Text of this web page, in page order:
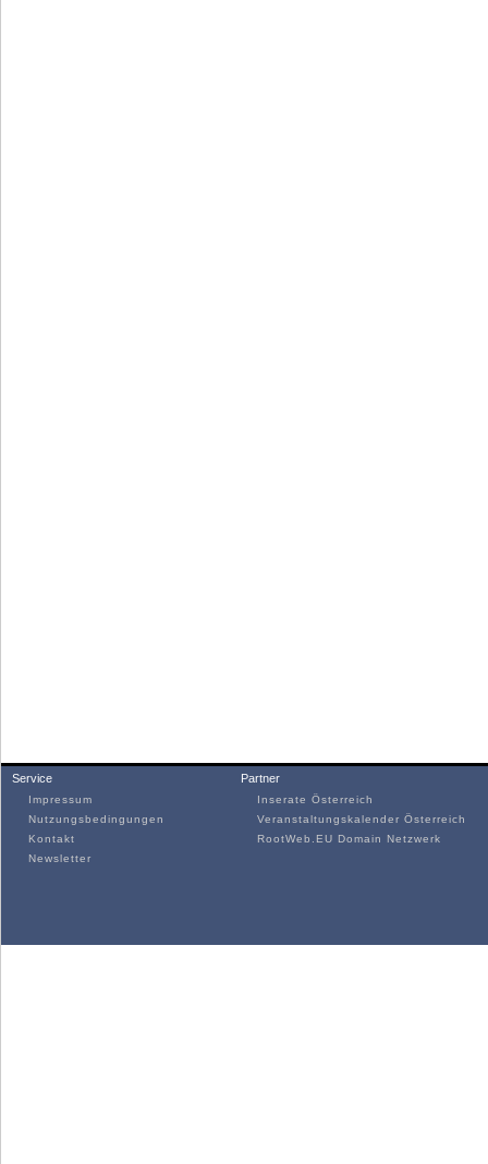
Service
Impressum
Nutzungsbedingungen
Kontakt
Newsletter
Partner
Inserate Österreich
Veranstaltungskalender Österreich
RootWeb.EU Domain Netzwerk